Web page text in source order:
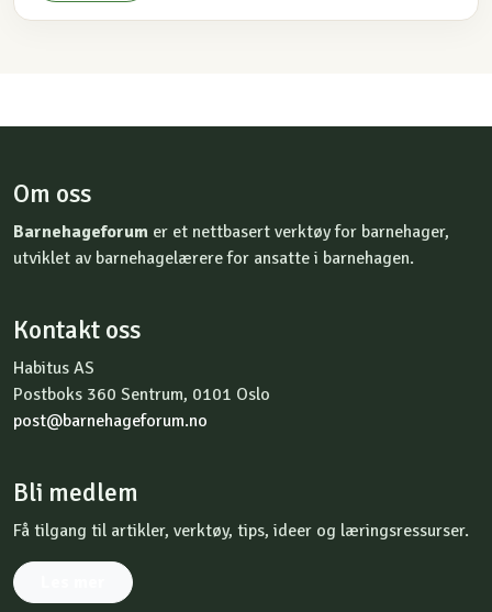
Om oss
Barnehageforum er et nettbasert verktøy for barnehager,
utviklet av barnehagelærere for ansatte i barnehagen.
Kontakt oss
Habitus AS
Postboks 360 Sentrum, 0101 Oslo
post@barnehageforum.no
Bli medlem
Få tilgang til artikler, verktøy, tips, ideer og læringsressurser.